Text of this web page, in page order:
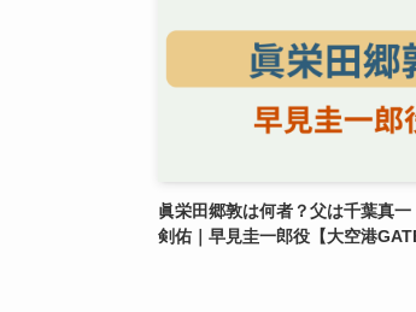
眞栄田郷敦は何者？父は千葉真
剣佑｜早見圭一郎役【大空港